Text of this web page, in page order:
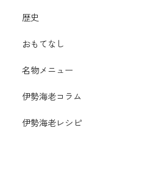
歴史
おもてなし
名物メニュー
伊勢海老コラム
伊勢海老レシピ